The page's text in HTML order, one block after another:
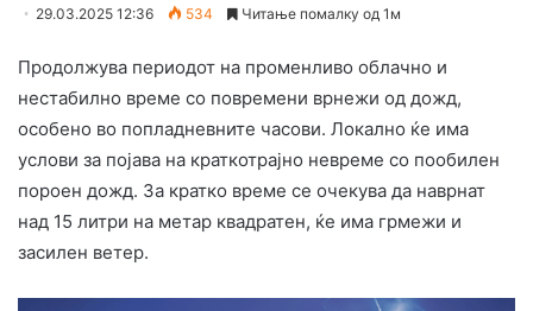
29.03.2025 12:36 534 Читање помалку од 1м
Продолжува периодот на променливо облачно и
нестабилно време со повремени врнежи од дожд,
особено во попладневните часови. Локално ќе има
услови за појава на краткотрајно невреме со пообилен
пороен дожд. За кратко време се очекува да наврнат
над 15 литри на метар квадратен, ќе има грмежи и
засилен ветер.